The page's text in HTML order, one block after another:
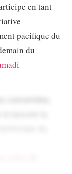
en tant
pacifique du
du